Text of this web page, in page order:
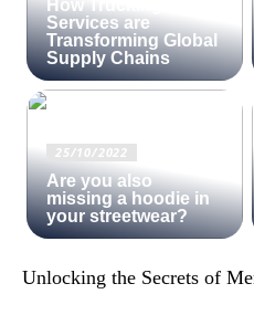
How Trucking
Services are
Transforming Global
Supply Chains
25/10/2022
Are you also
missing a hoodie in
your streetwear?
Unlocking the Secrets of